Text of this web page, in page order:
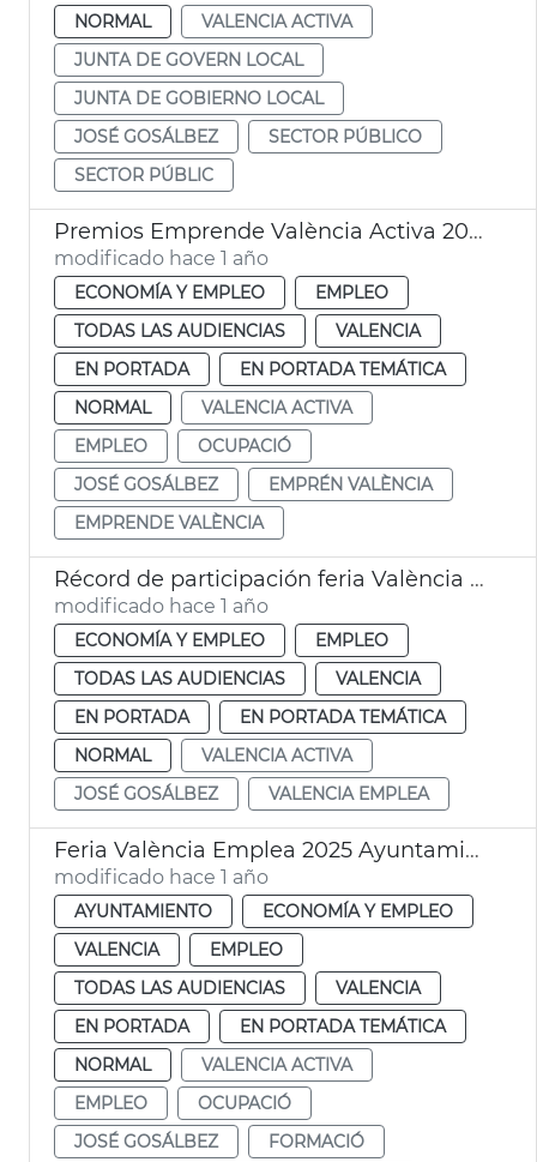
NORMAL
VALENCIA ACTIVA
JUNTA DE GOVERN LOCAL
JUNTA DE GOBIERNO LOCAL
JOSÉ GOSÁLBEZ
SECTOR PÚBLICO
SECTOR PÚBLIC
Premios Emprende València Activa 2025
modificado hace 1 año
ECONOMÍA Y EMPLEO
EMPLEO
TODAS LAS AUDIENCIAS
VALENCIA
EN PORTADA
EN PORTADA TEMÁTICA
NORMAL
VALENCIA ACTIVA
EMPLEO
OCUPACIÓ
JOSÉ GOSÁLBEZ
EMPRÉN VALÈNCIA
EMPRENDE VALÈNCIA
Récord de participación feria València Emplea
modificado hace 1 año
ECONOMÍA Y EMPLEO
EMPLEO
TODAS LAS AUDIENCIAS
VALENCIA
EN PORTADA
EN PORTADA TEMÁTICA
NORMAL
VALENCIA ACTIVA
JOSÉ GOSÁLBEZ
VALENCIA EMPLEA
Feria València Emplea 2025 Ayuntamiento
modificado hace 1 año
AYUNTAMIENTO
ECONOMÍA Y EMPLEO
VALENCIA
EMPLEO
TODAS LAS AUDIENCIAS
VALENCIA
EN PORTADA
EN PORTADA TEMÁTICA
NORMAL
VALENCIA ACTIVA
EMPLEO
OCUPACIÓ
JOSÉ GOSÁLBEZ
FORMACIÓ